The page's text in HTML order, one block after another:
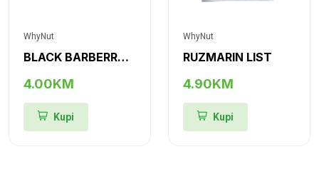
WhyNut
BLACK BARBERRY (BARBARIS, ŽUTIKA)
4.00KM
Kupi
WhyNut
RUZMARIN LIST
4.90KM
Kupi